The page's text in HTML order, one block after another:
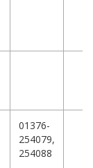
01376-
254079,
254088